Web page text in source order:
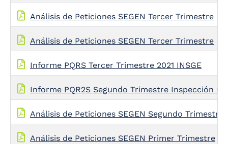
Análisis de Peticiones SEGEN Tercer Trimestre
Análisis de Peticiones SEGEN Tercer Trimestre
Informe PQRS Tercer Trimestre 2021 INSGE
Informe PQR2S Segundo Trimestre Inspección
Análisis de Peticiones SEGEN Segundo Trimestre
Análisis de Peticiones SEGEN Primer Trimestre